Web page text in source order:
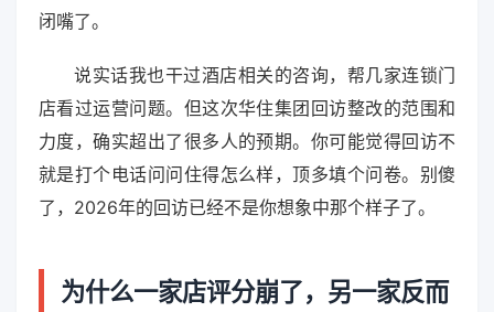
闭嘴了。
说实话我也干过酒店相关的咨询，帮几家连锁门
店看过运营问题。但这次华住集团回访整改的范围和
力度，确实超出了很多人的预期。你可能觉得回访不
就是打个电话问问住得怎么样，顶多填个问卷。别傻
了，2026年的回访已经不是你想象中那个样子了。
为什么一家店评分崩了，另一家反而